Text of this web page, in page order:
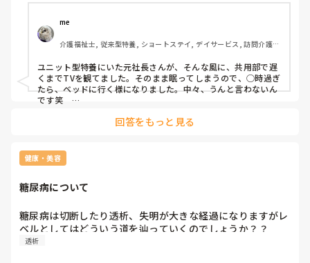
た方が良いのかとおもってます。
小規模は、家ではなくあくまで施設で、在宅生活をサポート
する場なので、居心地が良すぎるのもどうかなと。
皆さんの施設ではこの様な場合、どうしてますか？
me
介護福祉士, 従来型特養, ショートステイ, デイサービス, 訪問介護,
ユニット型特養にいた元社長さんが、そんな風に、共用部で遅
くまでTVを観てました。そのまま眠ってしまうので、◯時過ぎ
たら、ベッドに行く様になりました。中々、うんと言わないん
です笑
影響が無ければ、許容範囲だと思います。
回答をもっと見る
健康・美容
糖尿病について
糖尿病は切断したり透析、失明が大きな経過になりますがレ
透析